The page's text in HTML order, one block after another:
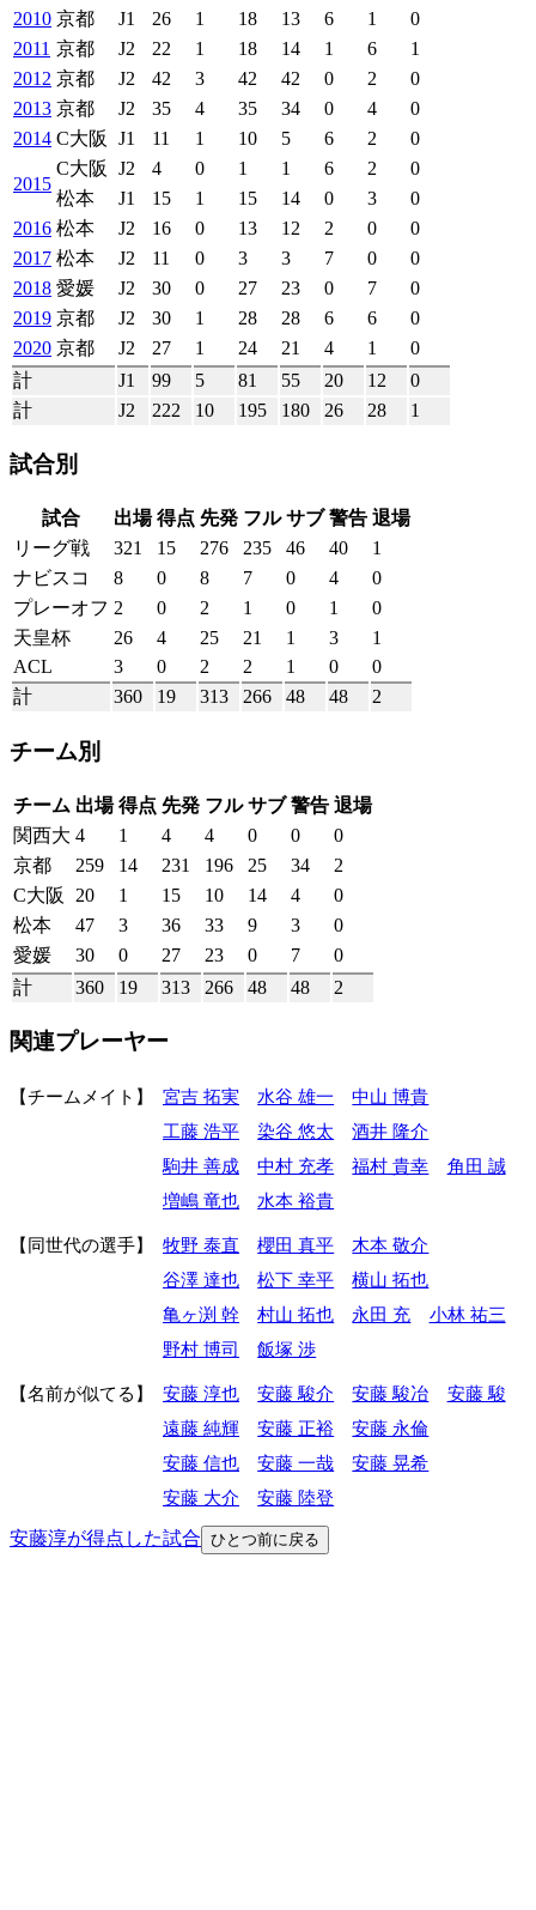
2010 京都 J1 26 1 18 13 6 1
0
2011 京都 J2 22 1 18 14 1 6
1
2012 京都 J2 42 3 42 42 0 2
0
2013 京都 J2 35 4 35 34 0 4
0
2014 C大阪 J1 11 1 10 5 6 2 0
2015
C大阪 J2 4 0 1 1 6 2
0
松本
J1 15 1 15 14 0 3
0
2016 松本 J2 16 0 13 12 2 0
0
2017 松本 J2 11 0 3 3 7 0
0
2018 愛媛 J2 30 0 27 23 0 7
0
2019 京都 J2 30 1 28 28 6 6
0
2020 京都 J2 27 1 24 21 4 1
0
計
J1 99 5 81 55 20 12
0
計
J2 222 10 195 180 26 28 1
試合別
試合 出場 得点 先発 フル サブ 警告 退場
リーグ戦
321 15 276 235 46 40
1
ナビスコ
8 0 8 7 0 4
0
プレーオフ 2 0 2 1 0 1
0
天皇杯
26 4 25 21 1 3
1
ACL
3 0 2 2 1 0
0
計
360 19 313 266 48 48 2
チーム別
チーム 出場 得点 先発 フル サブ 警告 退場
関西大 4 1 4 4 0 0
0
京都
259 14 231 196 25 34
2
C大阪
20 1 15 10 14 4
0
松本
47 3 36 33 9 3
0
愛媛
30 0 27 23 0 7
0
計
360 19 313 266 48 48 2
関連プレーヤー
チームメイト 宮吉 拓実 水谷 雄一
中山 博貴
工藤 浩平
染谷 悠太
酒井 隆介
駒井 善成
中村 充孝 福村 貴幸
角田 誠
増嶋 竜也
水本 裕貴
同世代の選手 牧野 泰直 櫻田 真平
木本 敬介
谷澤 達也
松下 幸平
横山 拓也
亀ヶ渕 幹
村山 拓也 永田 充
小林 祐三
野村 博司
飯塚 渉
名前が似てる 安藤 淳也 安藤 駿介 安藤 駿冶
安藤 駿
遠藤 純輝
安藤 正裕
安藤 永倫
安藤 信也
安藤 一哉
安藤 晃希
安藤 大介
安藤 陸登
安藤淳が得点した試合 ひとつ前に戻る